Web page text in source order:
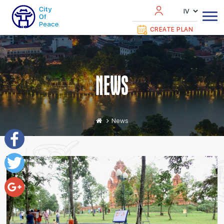
Facebook
Twitter
Google+
CREATE PLAN
NEWS
News